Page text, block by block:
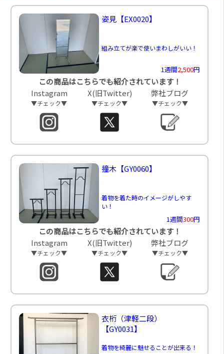
姿見 【EX0020】
組み立てが楽で使いまわしがいい！
1週間2,500円
この商品はこちらでも紹介されています！
Instagram
▼チェック▼
X(旧Twitter)
▼チェック▼
弊社ブログ
▼チェック▼
撞木 【GY0060】
着物を着た時のイメージがしやす
い！
1週間300円
この商品はこちらでも紹介されています！
Instagram
▼チェック▼
X(旧Twitter)
▼チェック▼
弊社ブログ
▼チェック▼
衣桁（津軽二段）
【GY0031】
着物を綺麗に魅せることが出来る！